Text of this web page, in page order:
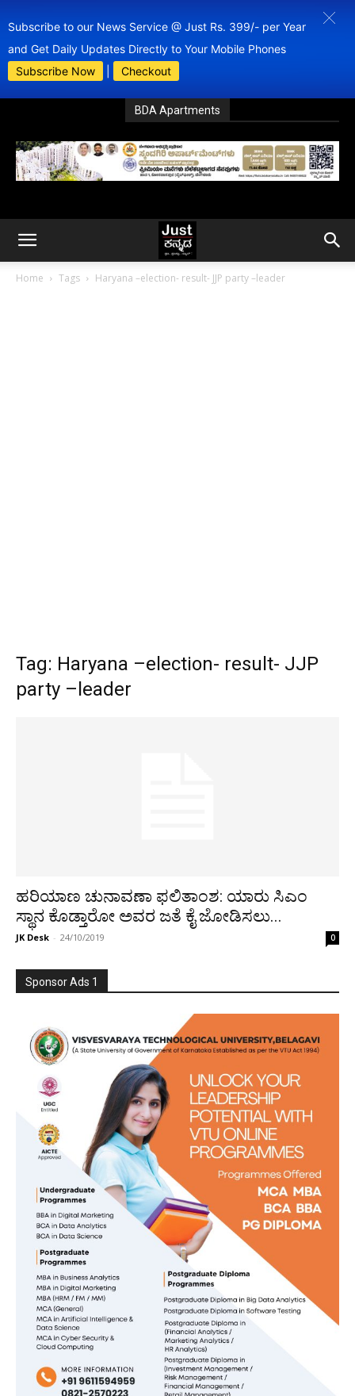
Subscribe to our News Service @ Just Rs. 399/- per Year
and Get Daily Updates Directly to Your Mobile Phones
Subscribe Now
Checkout
BDA Apartments
Home Tags Haryana –election- result- JJP party –leader
Tag: Haryana –election- result- JJP
party –leader
ಹರಿಯಾಣ ಚುನಾವಣಾ ಫಲಿತಾಂಶ: ಯಾರು ಸಿಎಂ
ಸ್ಥಾನ ಕೊಡ್ತಾರೋ ಅವರ ಜತೆ ಕೈ ಜೋಡಿಸಲು...
JK Desk - 24/10/2019 0
Sponsor Ads 1